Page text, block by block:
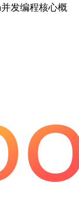
发编程核心概